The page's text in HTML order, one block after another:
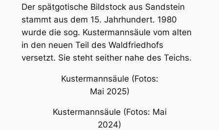
Kustermannsäule (Fotos:
Mai 2025)
Kustermannsäule (Fotos: Mai
2024)
Kirschblüte (Süß-,
Traubenkirsche) (Fotos: April
Grabanlage für Kinder und Föten